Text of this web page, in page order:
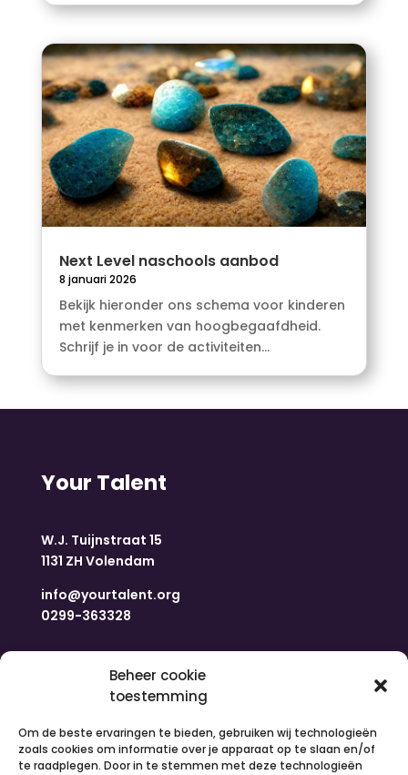
Beheer cookie
toestemming
Om de beste ervaringen te bieden, gebruiken wij technologieën
zoals cookies om informatie over je apparaat op te slaan en/of
te raadplegen. Door in te stemmen met deze technologieën
Next Level naschools aanbod
8 januari 2026
Bekijk hieronder ons schema voor kinderen
met kenmerken van hoogbegaafdheid.
Schrijf je in voor de activiteiten...
Your Talent
W.J. Tuijnstraat 15
1131 ZH Volendam
info@yourtalent.org
0299-363328
Navigatie
Nieuws
Over ons